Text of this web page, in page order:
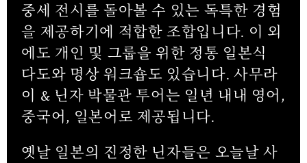
중세 전시를 돌아볼 수 있는 독특한 경험
을 제공하기에 적합한 조합입니다. 이 외
에도 개인 및 그룹을 위한 정통 일본식
다도와 명상 워크숍도 있습니다. 사무라
이 & 닌자 박물관 투어는 일년 내내 영어,
중국어, 일본어로 제공됩니다.
옛날 일본의 진정한 닌자들은 오늘날 사